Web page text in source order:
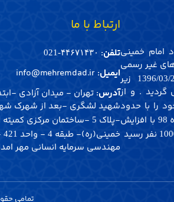
امام خمینی
غیر رسمی
1396/03/
زیر
. و از
را با حدود
98 با افزایش
نفر رسید
ارتباط با ما
تلفن: ۴۴۶۷۱۴۳۰-021
ایمیل: info@mehremdad.ir
آدرس: تهران - میدان آزادی -
شهید لشگری -بعد از شهرک
-پلاک 5 -ساختمان مرکزی کمیته
خمینی(ره)- طبقه 4 - واحد 421
مهندسی سرمایه انسانی مهر
تمامی